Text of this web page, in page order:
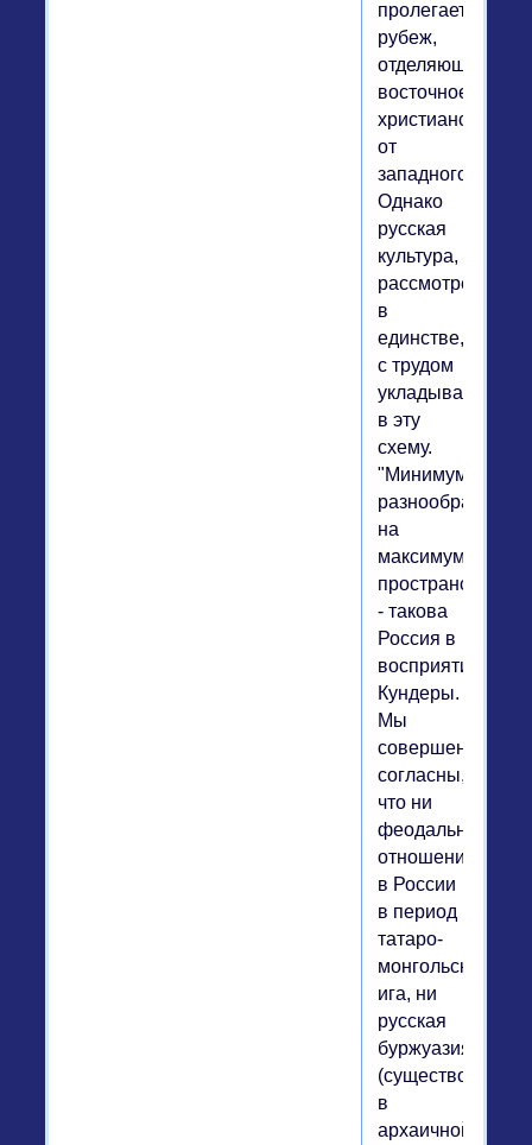
пролегает
рубеж,
отделяющий
восточное
христианство
от
западного.
Однако
русская
культура,
рассмотренная
в
единстве,
с трудом
укладывается
в эту
схему.
"Минимум
разнообразия
на
максимуме
пространства",
- такова
Россия в
восприятии
Кундеры.
Мы
совершенно
согласны,
что ни
феодальные
отношения
в России
в период
татаро-
монгольского
ига, ни
русская
буржуазия
в
архаичной